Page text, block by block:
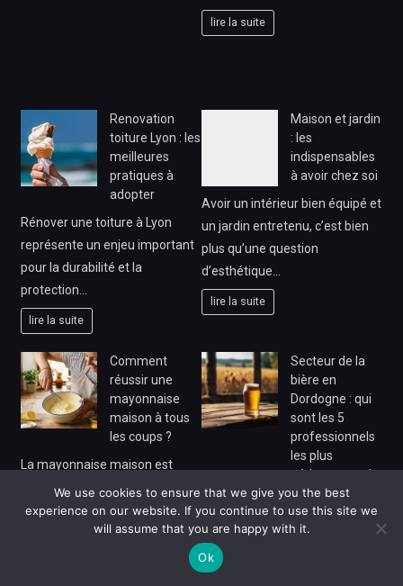
lire la suite
Renovation
toiture Lyon : les
meilleures
pratiques à
adopter
Rénover une toiture à Lyon
représente un enjeu important
pour la durabilité et la
protection…
lire la suite
Maison et jardin
: les
indispensables
à avoir chez soi
Avoir un intérieur bien équipé et
un jardin entretenu, c’est bien
plus qu’une question
d’esthétique…
lire la suite
Comment
réussir une
mayonnaise
maison à tous
les coups ?
La mayonnaise maison est
souvent considérée comme un
défi culinaire, pourtant elle
représente un incontournable…
Secteur de la
bière en
Dordogne : qui
sont les 5
professionnels
les plus
pédagogues du
marché ?
Bière artisanale Dordogne
connaît un essor régulier et
attire de nouveaux amateurs
We use cookies to ensure that we give you the best
experience on our website. If you continue to use this site we
will assume that you are happy with it.
Ok